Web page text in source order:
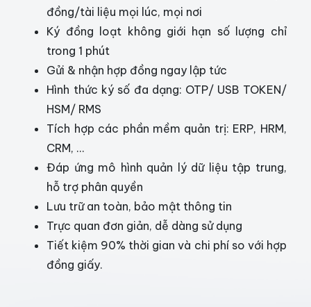
đồng/tài liệu mọi lúc, mọi nơi
Ký đồng loạt không giới hạn số lượng chỉ
trong 1 phút
Gửi & nhận hợp đồng ngay lập tức
Hình thức ký số đa dạng: OTP/ USB TOKEN/
HSM/ RMS
Tích hợp các phần mềm quản trị: ERP, HRM,
CRM, ...
Đáp ứng mô hình quản lý dữ liệu tập trung,
hỗ trợ phân quyền
Lưu trữ an toàn, bảo mật thông tin
Trực quan đơn giản, dễ dàng sử dụng
Tiết kiệm 90% thời gian và chi phí so với hợp
đồng giấy.